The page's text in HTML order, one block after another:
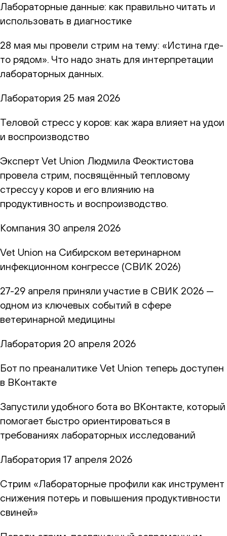
Лабораторные данные: как правильно читать и
использовать в диагностике
28 мая мы провели стрим на тему: «Истина где-
то рядом». Что надо знать для интерпретации
лабораторных данных.
Лаборатория 25 мая 2026
Теловой стресс у коров: как жара влияет на удои
и воспроизводство
Эксперт Vet Union Людмила Феоктистова
провела стрим, посвящённый тепловому
стрессу у коров и его влиянию на
продуктивность и воспроизводство.
Компания 30 апреля 2026
Vet Union на Сибирском ветеринарном
инфекционном конгрессе (СВИК 2026)
27-29 апреля приняли участие в СВИК 2026 —
одном из ключевых событий в сфере
ветеринарной медицины
Лаборатория 20 апреля 2026
Бот по преаналитике Vet Union теперь доступен
в ВКонтакте
Запустили удобного бота во ВКонтакте, который
помогает быстро ориентироваться в
требованиях лабораторных исследований
Лаборатория 17 апреля 2026
Стрим «Лабораторные профили как инструмент
снижения потерь и повышения продуктивности
свиней»